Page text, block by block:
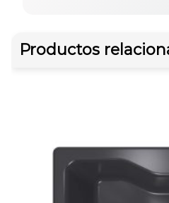
Productos